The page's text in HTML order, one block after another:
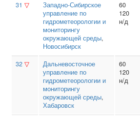
31 ▽
Западно-Сибирское
управление по
гидрометеорологии и
мониторингу
окружающей среды,
Новосибирск
60
120
н/д
32 ▽
Дальневосточное
управление по
гидрометеорологии и
мониторингу
окружающей среды,
Хабаровск
60
120
н/д